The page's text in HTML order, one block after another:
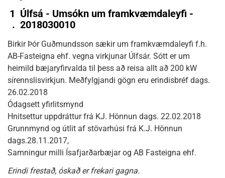
1
.
Úlfsá - Umsókn um framkvæmdaleyfi -
2018030010
Birkir Þór Guðmundsson sækir um framkvæmdaleyfi f.h.
AB-Fasteigna ehf. vegna virkjunar Úlfsár. Sótt er um
heimild bæjaryfirvalda til þess að reisa allt að 200 kW
sírennslisvirkjun. Meðfylgjandi gögn eru erindisbréf dags.
26.02.2018
Ódagsett yfirlitsmynd
Hnitsettur uppdráttur frá KJ. Hönnun dags. 22.02.2018
Grunnmynd og útlit af stövarhúsi frá K.J. Hönnun
dags.28.11.2017,
Samningur milli Ísafjarðarbæjar og AB Fasteigna ehf.
Erindi frestað, óskað er frekari gagna.